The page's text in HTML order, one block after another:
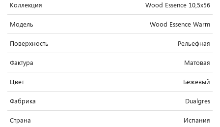
Коллекция Wood Essence 10,5x56
Модель Wood Essence Warm
Поверхность Рельефная
Фактура Матовая
Цвет Бежевый
Фабрика Dualgres
Страна Испания